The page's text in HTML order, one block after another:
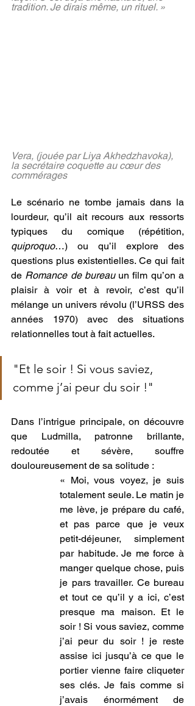
tradition. Je dirais même, un rituel. »
Vera, (jouée par Liya Akhedzhavoka),
la secrétaire coquette au cœur des
commérages
Le scénario ne tombe jamais dans la
lourdeur, qu’il ait recours aux ressorts
quiproquo…) ou qu’il explore des
questions plus existentielles. Ce qui fait
de Romance de bureau un film qu’on a
plaisir à voir et à revoir, c’est qu’il
mélange un univers révolu (l’URSS des
années 1970) avec des situations
relationnelles tout à fait actuelles.
"Et le soir ! Si vous saviez,
comme j’ai peur du soir !"
Dans l’intrigue principale, on découvre
que Ludmilla, patronne brillante,
redoutée et sévère, souffre
douloureusement de sa solitude :
« Moi, vous voyez, je suis
totalement seule. Le matin je
me lève, je prépare du café,
et pas parce que je veux
petit-déjeuner, simplement
par habitude. Je me force à
manger quelque chose, puis
je pars travailler. Ce bureau
et tout ce qu’il y a ici, c’est
presque ma maison. Et le
soir ! Si vous saviez, comme
j’ai peur du soir ! je reste
assise ici jusqu’à ce que le
portier vienne faire cliqueter
ses clés. Je fais comme si
j’avais énormément de